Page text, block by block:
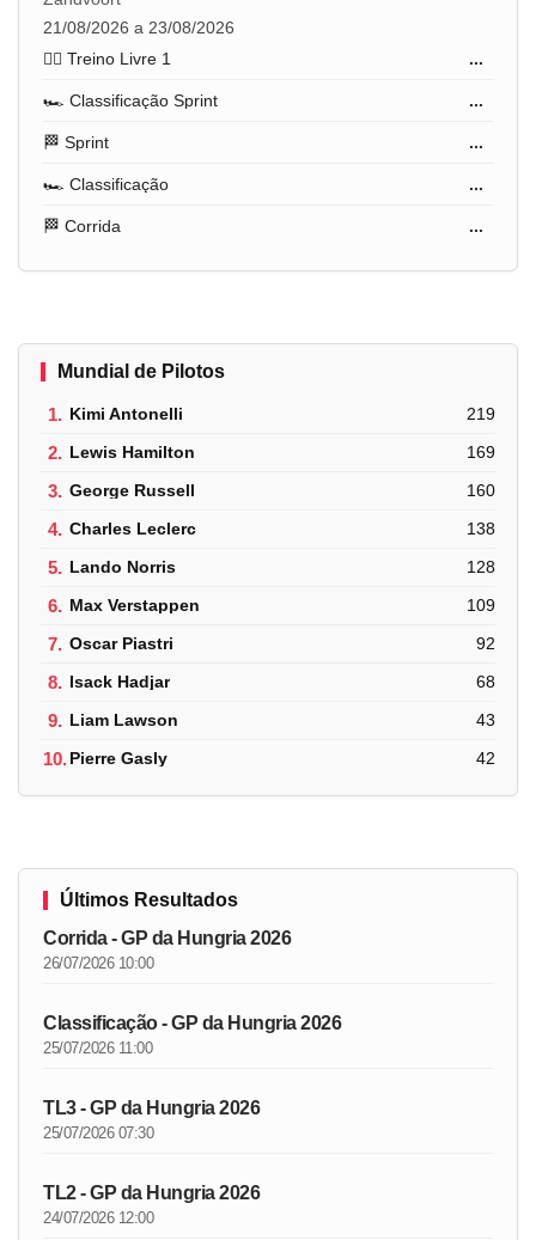
21/08/2026 a 23/08/2026
🏋️‍♂️ Treino Livre 1
...
🏎️ Classificação Sprint ...
🏁 Sprint ...
🏎️ Classificação ...
🏁 Corrida ...
Mundial de Pilotos
1. Kimi Antonelli 219
2. Lewis Hamilton 169
3. George Russell 160
4. Charles Leclerc 138
5. Lando Norris 128
6. Max Verstappen 109
7. Oscar Piastri 92
8. Isack Hadjar 68
9. Liam Lawson 43
10.Pierre Gasly 42
Últimos Resultados
Corrida - GP da Hungria 2026
26/07/2026 10:00
Classificação - GP da Hungria 2026
25/07/2026 11:00
TL3 - GP da Hungria 2026
25/07/2026 07:30
TL2 - GP da Hungria 2026
24/07/2026 12:00